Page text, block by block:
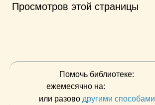
Просмотров этой страницы
Помочь библиотеке:
ежемесячно на:
или разово другими способами